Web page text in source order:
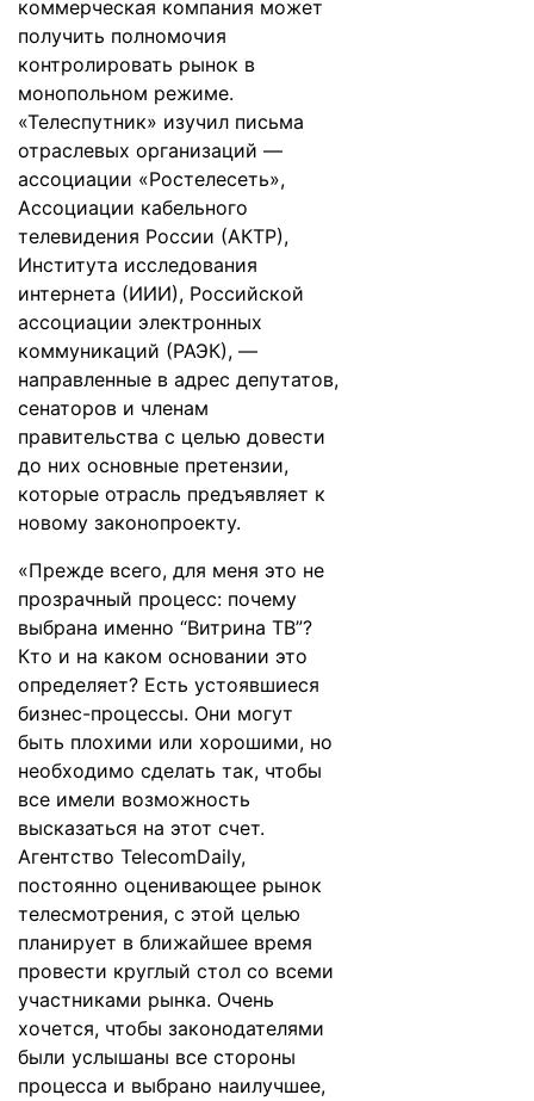
коммерческая компания может
получить полномочия
контролировать рынок в
монопольном режиме.
«Телеспутник» изучил письма
отраслевых организаций —
ассоциации «Ростелесеть»,
Ассоциации кабельного
телевидения России (АКТР),
Института исследования
интернета (ИИИ), Российской
ассоциации электронных
коммуникаций (РАЭК), —
направленные в адрес депутатов,
сенаторов и членам
правительства с целью довести
до них основные претензии,
которые отрасль предъявляет к
новому законопроекту.
«Прежде всего, для меня это не
прозрачный процесс: почему
выбрана именно “Витрина ТВ”?
Кто и на каком основании это
определяет? Есть устоявшиеся
бизнес-процессы. Они могут
быть плохими или хорошими, но
необходимо сделать так, чтобы
все имели возможность
высказаться на этот счет.
Агентство TelecomDaily,
постоянно оценивающее рынок
телесмотрения, с этой целью
планирует в ближайшее время
провести круглый стол со всеми
участниками рынка. Очень
хочется, чтобы законодателями
были услышаны все стороны
процесса и выбрано наилучшее,